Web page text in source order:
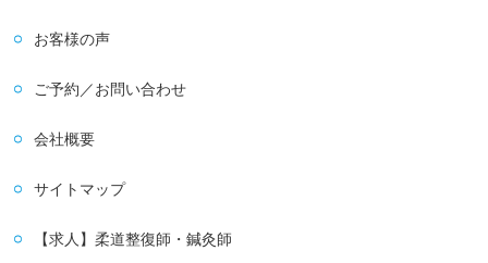
お客様の声
ご予約／お問い合わせ
会社概要
サイトマップ
【求人】柔道整復師・鍼灸師